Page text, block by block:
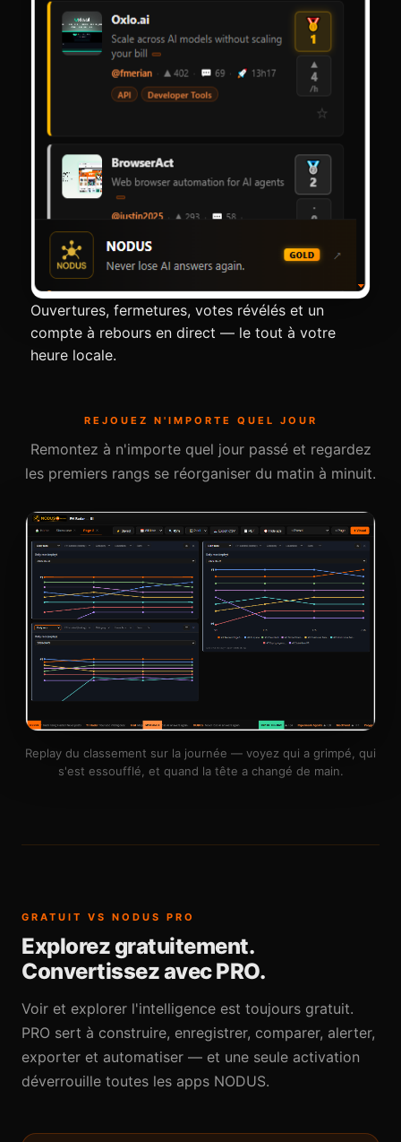
Ouvertures, fermetures, votes révélés et un
compte à rebours en direct — le tout à votre
heure locale.
REJOUEZ N'IMPORTE QUEL JOUR
Remontez à n'importe quel jour passé et regardez
les premiers rangs se réorganiser du matin à minuit.
Replay du classement sur la journée — voyez qui a grimpé, qui
s'est essoufflé, et quand la tête a changé de main.
GRATUIT VS NODUS PRO
Explorez gratuitement.
Convertissez avec PRO.
Voir et explorer l'intelligence est toujours gratuit.
PRO sert à construire, enregistrer, comparer, alerter,
exporter et automatiser — et une seule activation
déverrouille toutes les apps NODUS.